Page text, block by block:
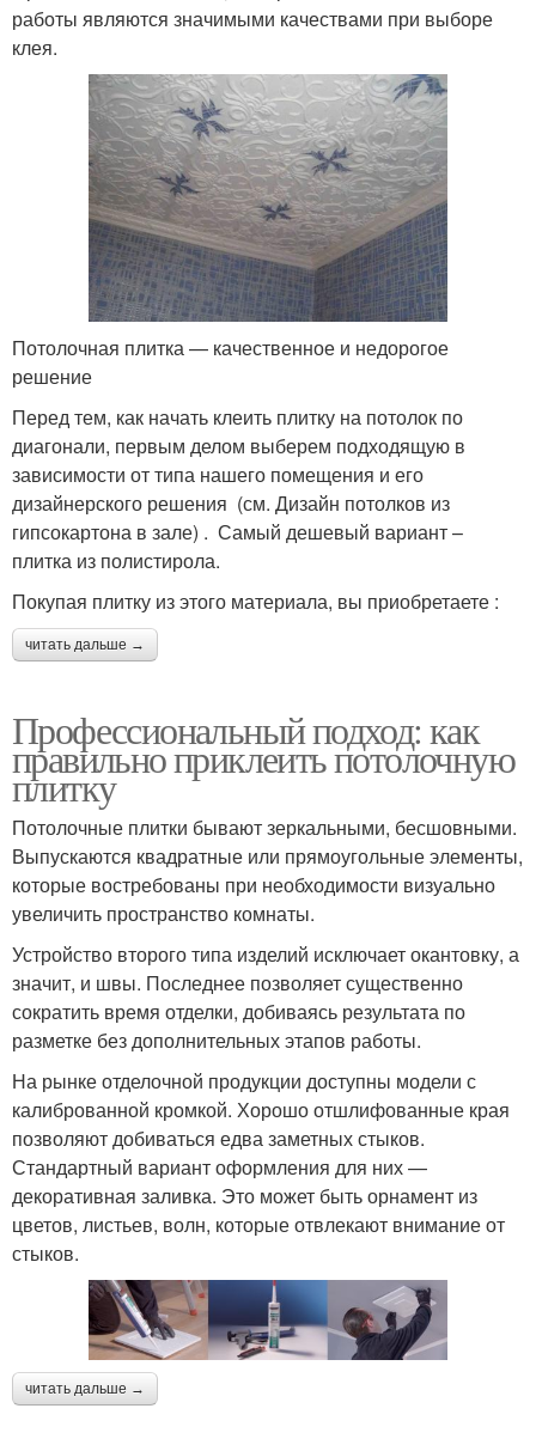
работы являются значимыми качествами при выборе
клея.
Потолочная плитка — качественное и недорогое
решение
Перед тем, как начать клеить плитку на потолок по
диагонали, первым делом выберем подходящую в
зависимости от типа нашего помещения и его
дизайнерского решения (см. Дизайн потолков из
гипсокартона в зале) . Самый дешевый вариант –
плитка из полистирола.
Покупая плитку из этого материала, вы приобретаете :
читать дальше →
Профессиональный подход: как
правильно приклеить потолочную
плитку
Потолочные плитки бывают зеркальными, бесшовными.
Выпускаются квадратные или прямоугольные элементы,
которые востребованы при необходимости визуально
увеличить пространство комнаты.
Устройство второго типа изделий исключает окантовку, а
значит, и швы. Последнее позволяет существенно
сократить время отделки, добиваясь результата по
разметке без дополнительных этапов работы.
На рынке отделочной продукции доступны модели с
калиброванной кромкой. Хорошо отшлифованные края
позволяют добиваться едва заметных стыков.
Стандартный вариант оформления для них —
декоративная заливка. Это может быть орнамент из
цветов, листьев, волн, которые отвлекают внимание от
стыков.
читать дальше →